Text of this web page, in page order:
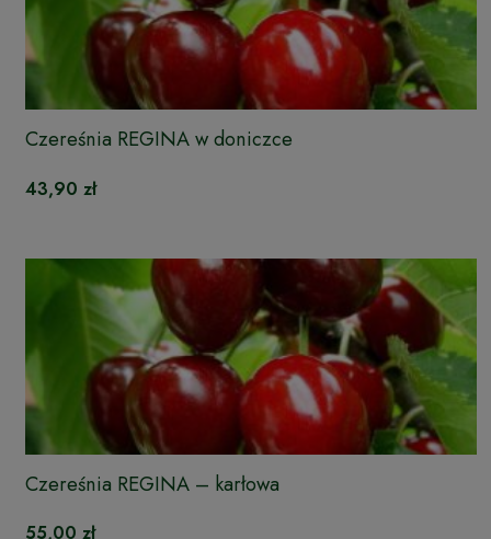
Czereśnia REGINA w doniczce
43,90 zł
Czereśnia REGINA – karłowa
55,00 zł